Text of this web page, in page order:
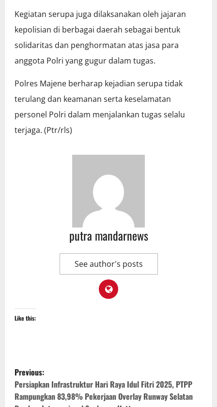
Kegiatan serupa juga dilaksanakan oleh jajaran
kepolisian di berbagai daerah sebagai bentuk
solidaritas dan penghormatan atas jasa para
anggota Polri yang gugur dalam tugas.
Polres Majene berharap kejadian serupa tidak
terulang dan keamanan serta keselamatan
personel Polri dalam menjalankan tugas selalu
terjaga. (Ptr/rls)
putra mandarnews
See author's posts
Like this:
P
o
Previous:
Persiapkan Infrastruktur Hari Raya Idul Fitri 2025, PTPP
Rampungkan 83,98% Pekerjaan Overlay Runway Selatan